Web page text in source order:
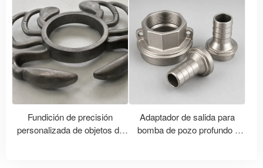
temperaturas.
para fundiciones de grados
2205, 2507 y otros.
Fundición de precisión
personalizada de objetos de
Adaptador de salida para
bomba de pozo profundo |